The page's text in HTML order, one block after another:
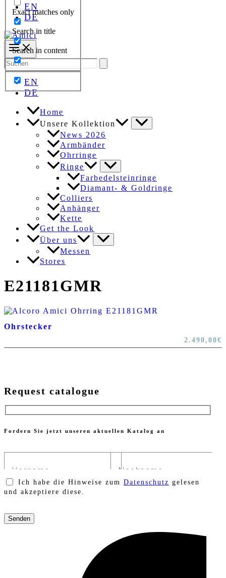
Exact matches only
Search in title
Search in content
EN
DE
Search
for:
EN
DE
Home
Unsere Kollektion
News 2026
Armbänder
Ohrringe
Ringe
Farbedelsteinringe
Diamant- & Goldringe
Colliers
Anhänger
Kette
Get the Look
Über uns
Messen
Stores
E21181GMR
Ohrstecker
2.490,00€
Request catalogue
Fordern Sie jetzt unseren aktuellen Katalog an
Ich habe die Hinweise zum Datenschutz gelesen
und akzeptiere diese.
lasse